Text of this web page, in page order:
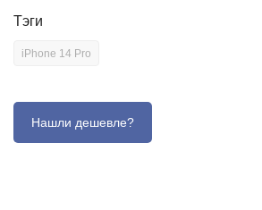
Тэги
iPhone 14 Pro